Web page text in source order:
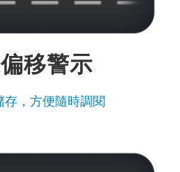
移警示
存，方便隨時調閱